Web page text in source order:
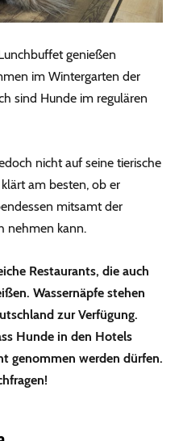
genießen
im Wintergarten der
sind Hunde im regulären
nicht auf seine tierische
am besten, ob er
mitsamt der
nehmen kann.
Restaurants, die auch
Wassernäpfe stehen
zur Verfügung.
Hunde in den Hotels
genommen werden dürfen.